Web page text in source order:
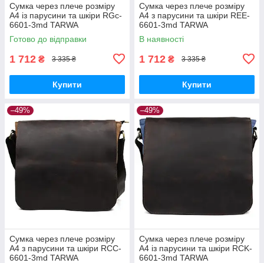
Сумка через плече розміру
А4 із парусини та шкіри RGc-
6601-3md TARWA
Готово до відправки
1 712 ₴ 3 335 ₴
Купити
Сумка через плече розміру
А4 з парусини та шкіри REE-
6601-3md TARWA
В наявності
1 712 ₴ 3 335 ₴
Купити
–49%
Сумка через плече розміру
А4 з парусини та шкіри RCC-
6601-3md TARWA
–49%
Сумка через плече розміру
А4 із парусини та шкіри RCK-
6601-3md TARWA